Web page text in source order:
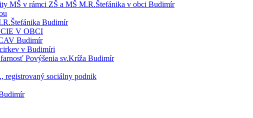
MŠ v rámci ZŠ a MŠ M.R.Štefánika v obci Budimír
Budimír
V OBCI
Budimír
v Budimíri
Povýšenia sv.Kríža Budimír
registrovaný sociálny podnik